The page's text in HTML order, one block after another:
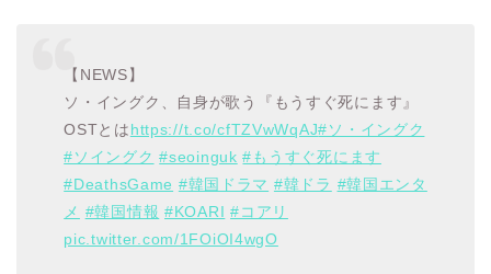
【NEWS】
ソ・イングク、自身が歌う『もうすぐ死にます』
OSTとはhttps://t.co/cfTZVwWqAJ#ソ・イングク
#ソイングク #seoinguk #もうすぐ死にます
#DeathsGame #韓国ドラマ #韓ドラ #韓国エンタ
メ #韓国情報 #KOARI #コアリ
pic.twitter.com/1FOiOI4wgO